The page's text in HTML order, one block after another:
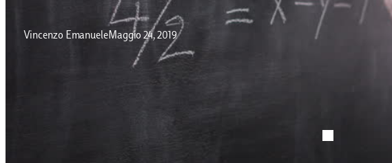
Vincenzo EmanueleMaggio 24, 2019